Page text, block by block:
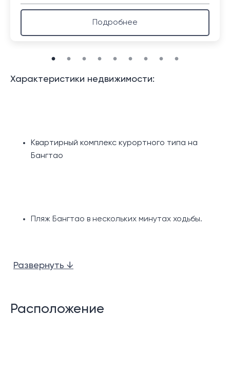
Подробнее
Характеристики недвижимости:
Квартирный комплекс курортного типа на
Бангтао
Пляж Бангтао в нескольких минутах ходьбы.
Развернуть ↓
Расположение